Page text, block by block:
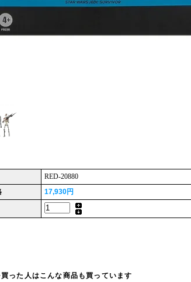
RED-20880
17,930円
った人はこんな商品も買っています